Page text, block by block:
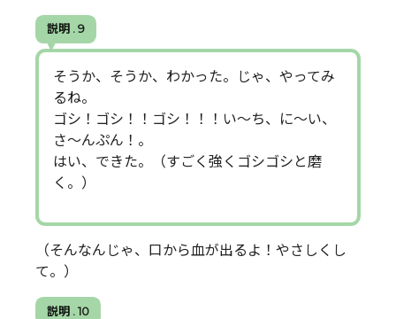
説明 . 9
そうか、そうか、わかった。じゃ、やってみ
るね。
ゴシ！ゴシ！！ゴシ！！！い～ち、に～い、
さ～んぷん！。
はい、できた。（すごく強くゴシゴシと磨
く。）
（そんなんじゃ、口から血が出るよ！やさしくし
て。）
説明 . 10